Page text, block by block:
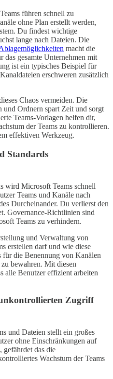
führen schnell zu
ohne Plan erstellt werden,
Du findest wichtige
lange nach Dateien. Die
macht die
gesamte Unternehmen mit
ist ein typisches Beispiel für
erschweren zusätzlich
Chaos vermeiden. Die
Ordnern spart Zeit und sorgt
Teams-Vorlagen helfen dir,
der Teams zu kontrollieren.
effektiven Werkzeug.
Standards
wird Microsoft Teams schnell
Teams und Kanäle nach
Durcheinander. Du verlierst den
Governance-Richtlinien sind
Teams zu verhindern.
und Verwaltung von
erstellen darf und wie diese
für die Benennung von Kanälen
bewahren. Mit diesen
alle Benutzer effizient arbeiten
Zugriff
und Dateien stellt ein großes
ohne Einschränkungen auf
gefährdet das die
Wachstum der Teams